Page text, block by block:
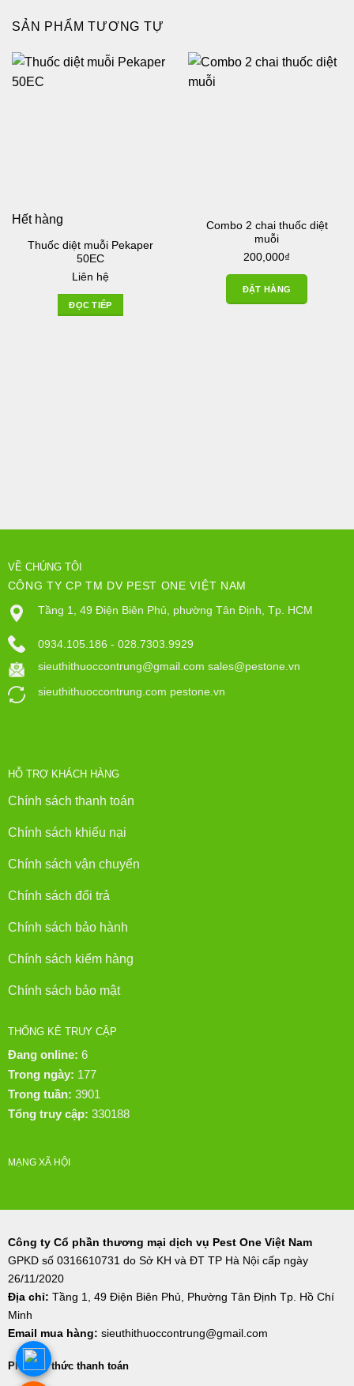
SẢN PHẨM TƯƠNG TỰ
Hết hàng
Thuốc diệt muỗi Pekaper
50EC
Liên hệ
ĐỌC TIẾP
Combo 2 chai thuốc diệt
muỗi
200,000₫
ĐẶT HÀNG
VỀ CHÚNG TÔI
CÔNG TY CP TM DV PEST ONE VIỆT NAM
Tầng 1, 49 Điện Biên Phủ, phường Tân Định, Tp. HCM
0934.105.186 - 028.7303.9929
sieuthithuoccontrung@gmail.com sales@pestone.vn
sieuthithuoccontrung.com pestone.vn
HỖ TRỢ KHÁCH HÀNG
Chính sách thanh toán
Chính sách khiếu nại
Chính sách vận chuyển
Chính sách đổi trả
Chính sách bảo hành
Chính sách kiểm hàng
Chính sách bảo mật
THỐNG KÊ TRUY CẬP
Đang online: 6
Trong ngày: 177
Trong tuần: 3901
Tổng truy cập: 330188
MẠNG XÃ HỘI
Công ty Cổ phần thương mại dịch vụ Pest One Việt Nam
GPKD số 0316610731 do Sở KH và ĐT TP Hà Nội cấp ngày
26/11/2020
Địa chỉ: Tầng 1, 49 Điện Biên Phủ, Phường Tân Định Tp. Hồ Chí
Minh
Email mua hàng: sieuthithuoccontrung@gmail.com
Phương thức thanh toán